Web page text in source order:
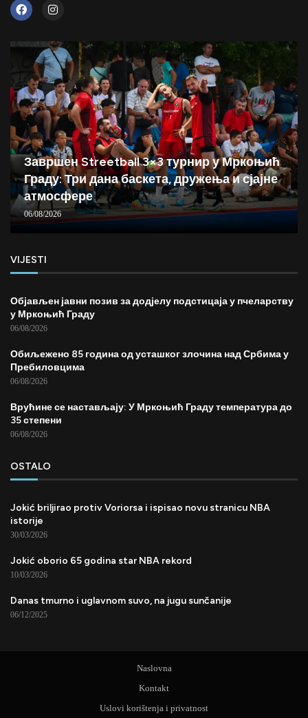
Завршен Streetball 3×3 турнир у Мркоњић
Граду: Три дана баскета, дружења и сјајне
атмосфере
06/08/2026
VIJESTI
Објављен јавни позив за додјелу подстицаја у пчеларству
у Мркоњић Граду
06/08/2026
Обиљежено 85 година од усташког злочина над Србима у
Пребиловцима
06/08/2026
Врућине се настављају: У Мркоњић Граду температура до
35 степени
06/08/2026
OSTALO
Jokić briljirao protiv Voriorsa i ispisao novu stranicu NBA
istorije
30/03/2026
Jokić oborio 65 godina star NBA rekord
10/03/2026
Danas tmurno i uglavnom suvo, na jugu sunčanije
06/12/2025
Naslovna
Kontakt
Uslovi korištenja i privatnost